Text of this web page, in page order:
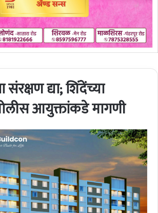
संरक्षण द्या; शिंदेंच्या
आयुक्तांकडे मागणी